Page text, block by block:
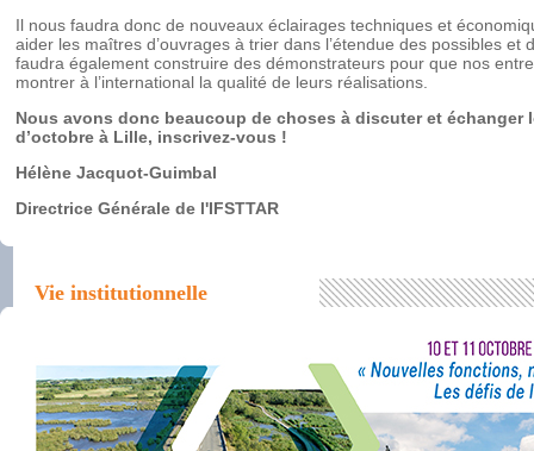
Il nous faudra donc de nouveaux éclairages techniques et
aider les maîtres d’ouvrages à trier dans l’étendue des possibles et
faudra également construire des démonstrateurs pour que nos
montrer à l’international la qualité de leurs réalisations.
Nous avons donc beaucoup de choses à discuter et échanger
d’octobre à Lille, inscrivez-vous !
Hélène Jacquot-Guimbal
Directrice Générale de l'IFSTTAR
Vie institutionnelle